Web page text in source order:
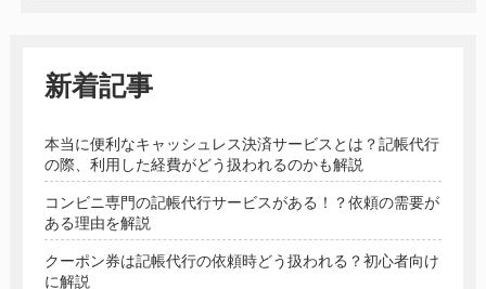
新着記事
本当に便利なキャッシュレス決済サービスとは？記帳代行
の際、利用した経費がどう扱われるのかも解説
コンビニ専門の記帳代行サービスがある！？依頼の需要が
ある理由を解説
クーポン券は記帳代行の依頼時どう扱われる？初心者向け
に解説